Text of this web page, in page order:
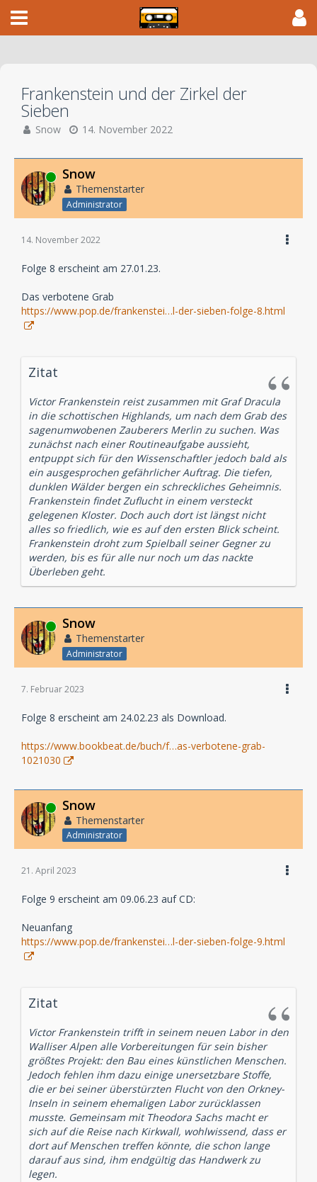
Frankenstein und der Zirkel der
Sieben
Snow 14. November 2022
Online Snow
Themenstarter
Administrator
14. November 2022
Folge 8 erscheint am 27.01.23.
Das verbotene Grab
https://www.pop.de/frankenstei…l-der-sieben-folge-8.html
Zitat
Victor Frankenstein reist zusammen mit Graf Dracula
in die schottischen Highlands, um nach dem Grab des
sagenumwobenen Zauberers Merlin zu suchen. Was
zunächst nach einer Routineaufgabe aussieht,
entpuppt sich für den Wissenschaftler jedoch bald als
ein ausgesprochen gefährlicher Auftrag. Die tiefen,
dunklen Wälder bergen ein schreckliches Geheimnis.
Frankenstein findet Zuflucht in einem versteckt
gelegenen Kloster. Doch auch dort ist längst nicht
alles so friedlich, wie es auf den ersten Blick scheint.
Frankenstein droht zum Spielball seiner Gegner zu
werden, bis es für alle nur noch um das nackte
Überleben geht.
Online Snow
Themenstarter
Administrator
7. Februar 2023
Folge 8 erscheint am 24.02.23 als Download.
https://www.bookbeat.de/buch/f…as-verbotene-grab-
1021030
Online Snow
Themenstarter
Administrator
21. April 2023
Folge 9 erscheint am 09.06.23 auf CD:
Neuanfang
https://www.pop.de/frankenstei…l-der-sieben-folge-9.html
Zitat
Victor Frankenstein trifft in seinem neuen Labor in den
Walliser Alpen alle Vorbereitungen für sein bisher
größtes Projekt: den Bau eines künstlichen Menschen.
Jedoch fehlen ihm dazu einige unersetzbare Stoffe,
die er bei seiner überstürzten Flucht von den Orkney-
Inseln in seinem ehemaligen Labor zurücklassen
musste. Gemeinsam mit Theodora Sachs macht er
sich auf die Reise nach Kirkwall, wohlwissend, dass er
dort auf Menschen treffen könnte, die schon lange
darauf aus sind, ihm endgültig das Handwerk zu
legen.